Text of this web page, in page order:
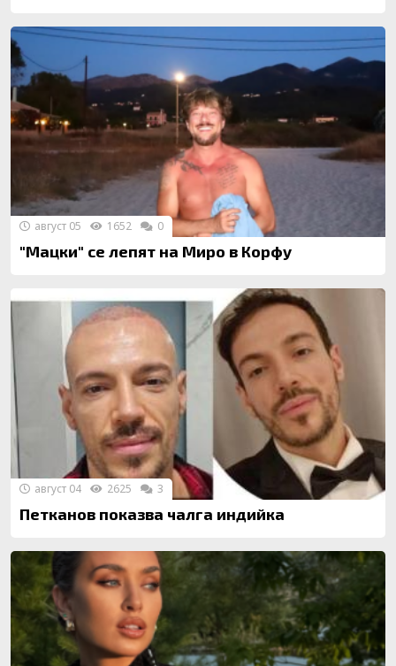
"Мацки" се лепят на Миро в Корфу
август 05 1652 0
Петканов показва чалга индийка
август 04 2625 3